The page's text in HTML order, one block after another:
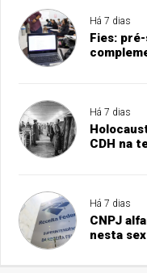
Há 7 dias
Fies:
Há 7 dias
CDH na
Há 7 dias
CNPJ
nesta